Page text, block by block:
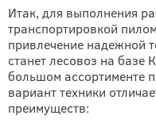
Итак, для выполнения
транспортировкой
привлечение надежной
станет лесовоз на базе
большом ассортименте
вариант техники
преимуществ: